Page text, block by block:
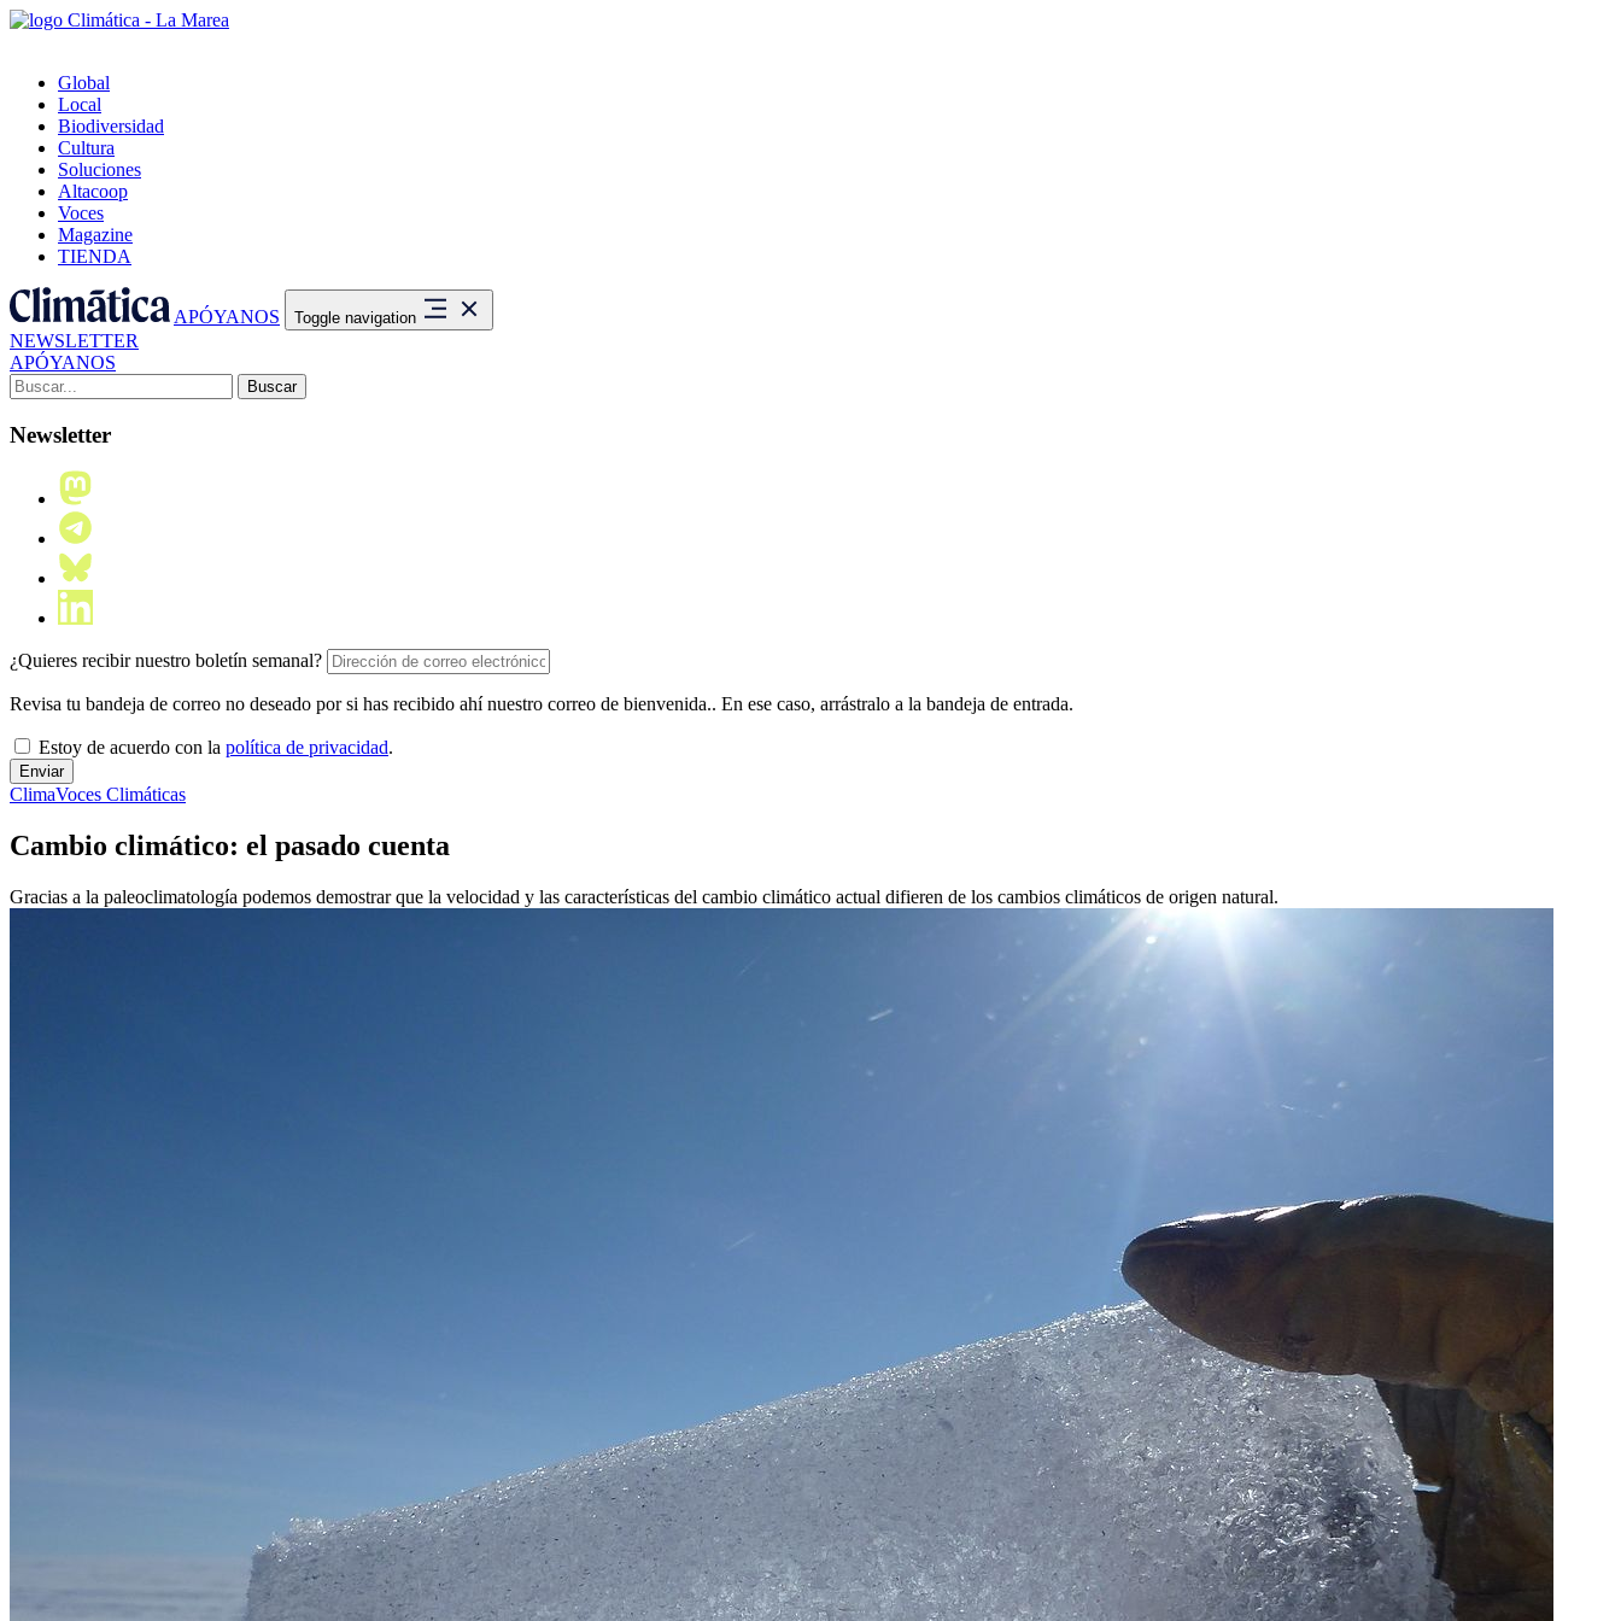
Global
Local
Biodiversidad
Cultura
Soluciones
Altacoop
Voces
Magazine
TIENDA
APÓYANOS Toggle navigation
NEWSLETTER
APÓYANOS
Buscar:
Newsletter
¿Quieres recibir nuestro boletín semanal?
Revisa tu bandeja de correo no deseado por si has recibido ahí nuestro correo de bienvenida.. En ese caso, arrástralo a la bandeja de entrada.
Estoy de acuerdo con la política de privacidad.
ClimaVoces Climáticas
Cambio climático: el pasado cuenta
Gracias a la paleoclimatología podemos demostrar que la velocidad y las características del cambio climático actual difieren de los cambios climáticos de origen natural.